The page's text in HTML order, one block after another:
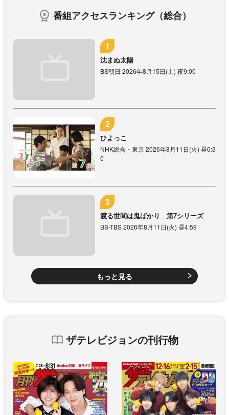
番組アクセスランキング（総合）
沈まぬ太陽
BS朝日 2026年8月15日(土) 夜9:00
ひよっこ
NHK総合・東京 2026年8月11日(火) 昼0:3
0
渡る世間は鬼ばかり 第7シリーズ
BS-TBS 2026年8月11日(火) 昼4:59
もっと見る
ザテレビジョンの刊行物